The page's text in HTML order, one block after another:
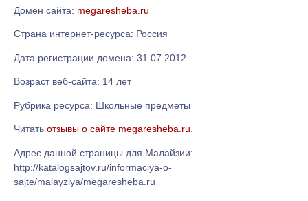
Домен сайта: megaresheba.ru
Страна интернет-ресурса: Россия
Дата регистрации домена: 31.07.2012
Возраст веб-сайта: 14 лет
Рубрика ресурса: Школьные предметы
Читать отзывы о сайте megaresheba.ru
Адрес данной страницы для Малайзии:
http://katalogsajtov.ru/informaciya-o-
sajte/malayziya/megaresheba.ru